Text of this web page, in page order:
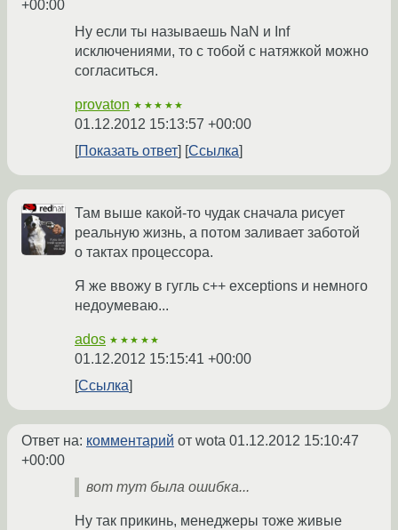
+00:00
Ну если ты называешь NaN и Inf
исключениями, то с тобой с натяжкой можно
согласиться.
provaton ★★★★★
01.12.2012 15:13:57 +00:00
Показать ответ
Ссылка
Там выше какой-то чудак сначала рисует
реальную жизнь, а потом заливает заботой
о тактах процессора.
Я же ввожу в гугль c++ exceptions и немного
недоумеваю...
ados ★★★★★
01.12.2012 15:15:41 +00:00
Ссылка
Ответ на: комментарий от wota 01.12.2012 15:10:47
+00:00
вот тут была ошибка...
Ну так прикинь, менеджеры тоже живые